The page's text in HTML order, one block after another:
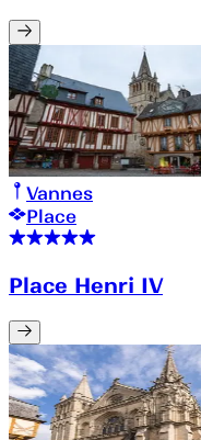
Vannes
Place
Place Henri IV